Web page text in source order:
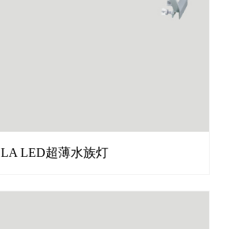
LA LED超薄水族灯